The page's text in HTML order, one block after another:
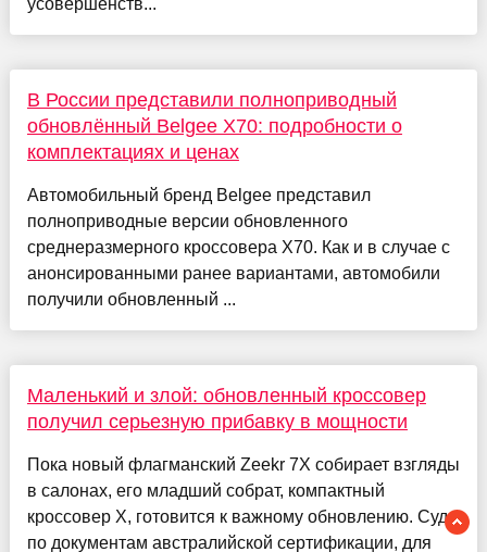
В России представили полноприводный
обновлённый Belgee X70: подробности о
комплектациях и ценах
Автомобильный бренд Belgee представил
полноприводные версии обновленного
среднеразмерного кроссовера X70. Как и в случае с
анонсированными ранее вариантами, автомобили
получили обновленный ...
Маленький и злой: обновленный кроссовер
получил серьезную прибавку в мощности
Пока новый флагманский Zeekr 7X собирает взгляды
в салонах, его младший собрат, компактный
кроссовер X, готовится к важному обновлению. Судя
по документам австралийской сертификации, для